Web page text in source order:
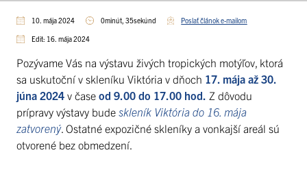
10. mája 2024 0minút, 35sekúnd Poslať článok e-mailom
Edit: 16. mája 2024
Pozývame Vás na výstavu živých tropických motýľov, ktorá
sa uskutoční v skleníku Viktória v dňoch 17. mája až 30.
júna 2024 v čase od 9.00 do 17.00 hod. Z dôvodu
prípravy výstavy bude skleník Viktória do 16. mája
zatvorený. Ostatné expozičné skleníky a vonkajší areál sú
otvorené bez obmedzení.